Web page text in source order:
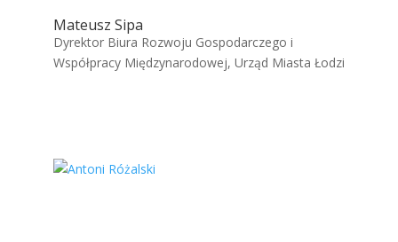
Mateusz Sipa
Dyrektor Biura Rozwoju Gospodarczego i
Współpracy Międzynarodowej, Urząd Miasta Łodzi